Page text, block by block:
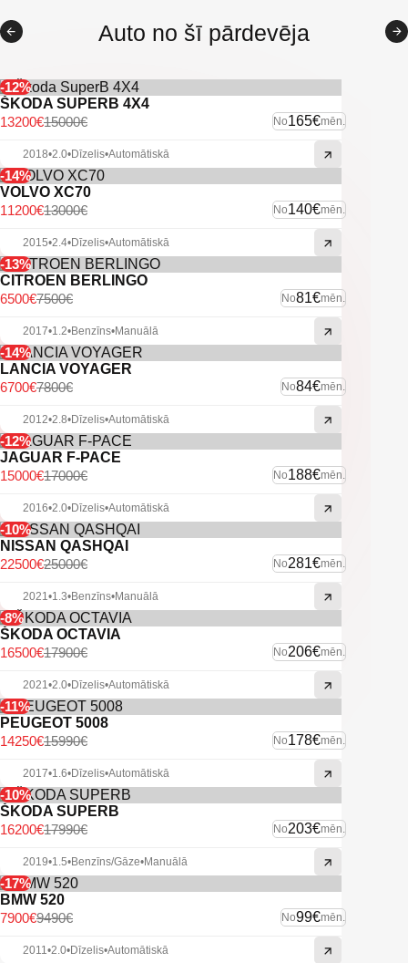
Auto no šī pārdevēja
-12%
ŠKODA SUPERB 4X4
No165€mēn.
15000€
13200€
2018•2.0•Dīzelis•Automātiskā
-14%
VOLVO XC70
No140€mēn.
13000€
11200€
2015•2.4•Dīzelis•Automātiskā
-13%
CITROEN BERLINGO
No81€mēn.
7500€
6500€
2017•1.2•Benzīns•Manuālā
-14%
LANCIA VOYAGER
No84€mēn.
7800€
6700€
2012•2.8•Dīzelis•Automātiskā
-12%
JAGUAR F-PACE
No188€mēn.
17000€
15000€
2016•2.0•Dīzelis•Automātiskā
-10%
NISSAN QASHQAI
No281€mēn.
25000€
22500€
2021•1.3•Benzīns•Manuālā
-8%
ŠKODA OCTAVIA
No206€mēn.
17900€
16500€
2021•2.0•Dīzelis•Automātiskā
-11%
PEUGEOT 5008
No178€mēn.
15990€
14250€
2017•1.6•Dīzelis•Automātiskā
-10%
ŠKODA SUPERB
No203€mēn.
17990€
16200€
2019•1.5•Benzīns/Gāze•Manuālā
-17%
BMW 520
No99€mēn.
9490€
7900€
2011•2.0•Dīzelis•Automātiskā